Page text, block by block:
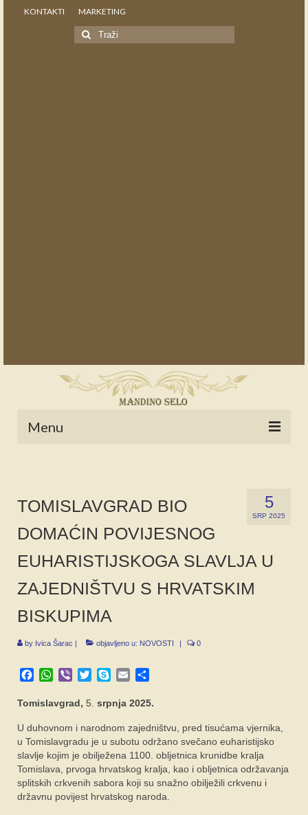
KONTAKTI MARKETING
Search
for:
Menu
5
SRP 2025
TOMISLAVGRAD BIO
DOMAĆIN POVIJESNOG
EUHARISTIJSKOGA SLAVLJA U
ZAJEDNIŠTVU S HRVATSKIM
BISKUPIMA
by Ivica Šarac objavljeno u: NOVOSTI 0
Facebook
WhatsApp
Viber TwitterSkypeEmail
Tomislavgrad, 5. srpnja 2025.
U duhovnom i narodnom zajedništvu, pred tisućama vjernika,
u Tomislavgradu je u subotu održano svečano euharistijsko
slavlje kojim je obilježena 1100. obljetnica krunidbe kralja
Tomislava, prvoga hrvatskog kralja, kao i obljetnica održavanja
splitskih crkvenih sabora koji su snažno obilježili crkvenu i
državnu povijest hrvatskog naroda.